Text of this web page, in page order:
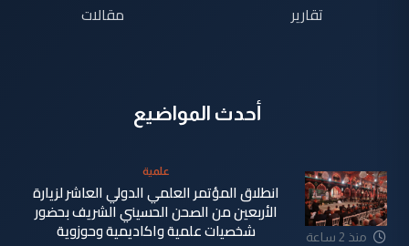
تقارير
مقالات
أحدث المواضيع
منذ 2 ساعة
علمية
انطلاق المؤتمر العلمي الدولي العاشر لزيارة
الأربعين من الصحن الحسيني الشريف بحضور
شخصيات علمية واكاديمية وحوزوية